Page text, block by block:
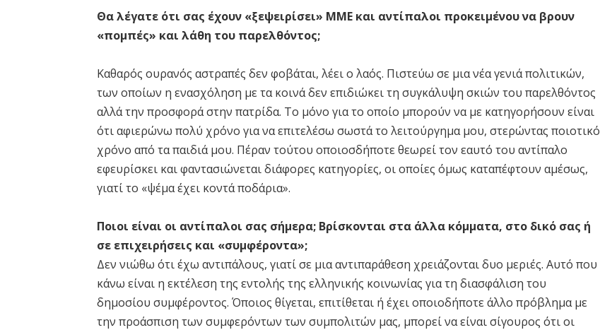
Θα λέγατε ότι σας έχουν «ξεψειρίσει» ΜΜΕ και αντίπαλοι προκειμένου να βρουν
«πομπές» και λάθη του παρελθόντος;
Καθαρός ουρανός αστραπές δεν φοβάται, λέει ο λαός. Πιστεύω σε μια νέα γενιά πολιτικών,
των οποίων η ενασχόληση με τα κοινά δεν επιδιώκει τη συγκάλυψη σκιών του παρελθόντος
αλλά την προσφορά στην πατρίδα. Το μόνο για το οποίο μπορούν να με κατηγορήσουν είναι
ότι αφιερώνω πολύ χρόνο για να επιτελέσω σωστά το λειτούργημα μου, στερώντας ποιοτικό
χρόνο από τα παιδιά μου. Πέραν τούτου οποιοσδήποτε θεωρεί τον εαυτό του αντίπαλο
εφευρίσκει και φαντασιώνεται διάφορες κατηγορίες, οι οποίες όμως καταπέφτουν αμέσως,
γιατί το «ψέμα έχει κοντά ποδάρια».
Ποιοι είναι οι αντίπαλοι σας σήμερα; Βρίσκονται στα άλλα κόμματα, στο δικό σας ή
σε επιχειρήσεις και «συμφέροντα»;
Δεν νιώθω ότι έχω αντιπάλους, γιατί σε μια αντιπαράθεση χρειάζονται δυο μεριές. Αυτό που
κάνω είναι η εκτέλεση της εντολής της ελληνικής κοινωνίας για τη διασφάλιση του
δημοσίου συμφέροντος. Όποιος θίγεται, επιτίθεται ή έχει οποιοδήποτε άλλο πρόβλημα με
την προάσπιση των συμφερόντων των συμπολιτών μας, μπορεί να είναι σίγουρος ότι οι